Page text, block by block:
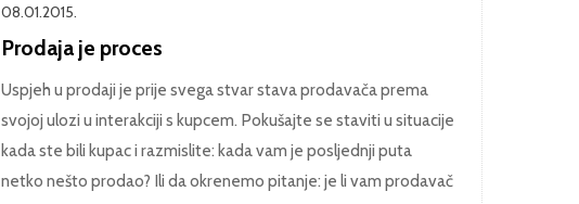
08.01.2015.
Prodaja je proces
Uspjeh u prodaji je prije svega stvar stava prodavača prema
svojoj ulozi u interakciji s kupcem. Pokušajte se staviti u situacije
kada ste bili kupac i razmislite: kada vam je posljednji puta
netko nešto prodao? Ili da okrenemo pitanje: je li vam prodavač